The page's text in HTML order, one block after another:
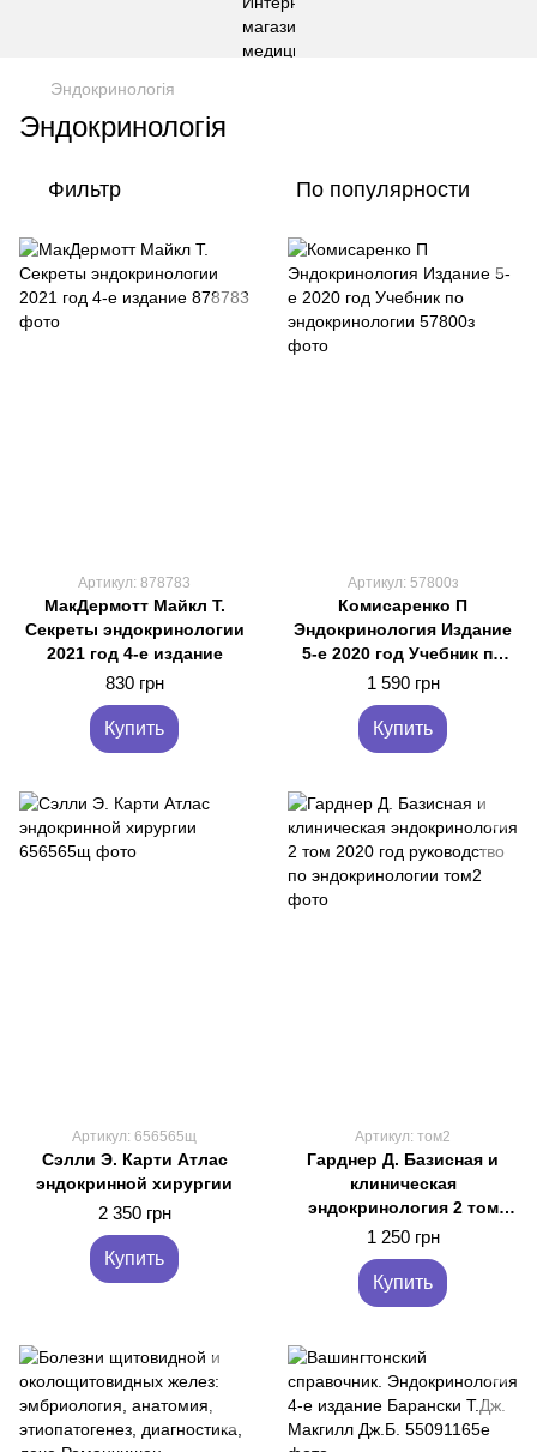
Эндокринологія
Эндокринологія
Фильтр По популярности
Артикул: 878783
МакДермотт Майкл Т.
Секреты эндокринологии
2021 год 4-е издание
830 грн
Купить
Артикул: 57800з
Комисаренко П
Эндокринология Издание
5-е 2020 год Учебник по
эндокринологии
1 590 грн
Купить
Артикул: 656565щ
Сэлли Э. Карти Атлас
эндокринной хирургии
2 350 грн
Купить
Артикул: том2
Гарднер Д. Базисная и
клиническая
эндокринология 2 том
2020 год руководство по
эндокринологии
1 250 грн
Купить